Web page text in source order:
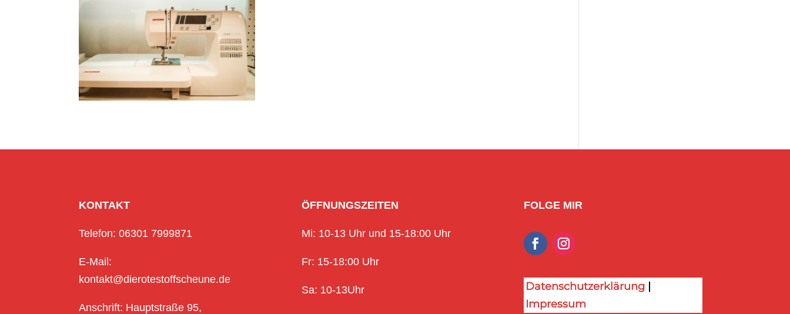
KONTAKT
Telefon: 06301 7999871
E-Mail:
kontakt@dierotestoffscheune.de
Anschrift: Hauptstraße 95,
ÖFFNUNGSZEITEN
Mi: 10-13 Uhr und 15-18:00 Uhr
Fr: 15-18:00 Uhr
Sa: 10-13Uhr
FOLGE MIR
Datenschutzerklärung|
Impressum